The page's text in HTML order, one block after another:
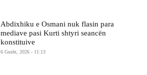
Abdixhiku e Osmani nuk flasin para
mediave pasi Kurti shtyri seancën
konstituive
6 Gusht, 2026 - 11:13